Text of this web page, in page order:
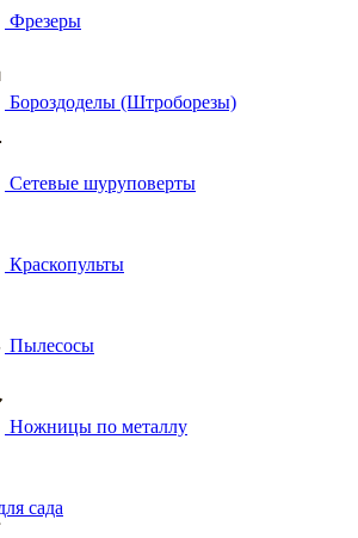
Фрезеры
Бороздоделы (Штроборезы)
Сетевые шуруповерты
Краскопульты
Пылесосы
Ножницы по металлу
сада